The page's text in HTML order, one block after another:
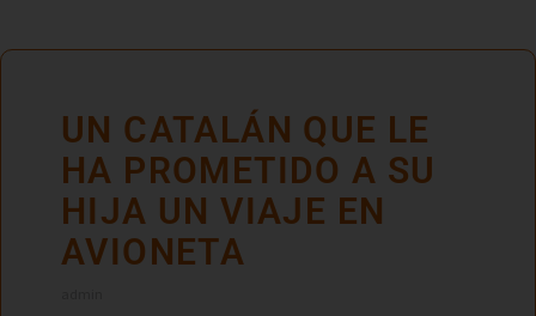
UN CATALÁN QUE LE
HA PROMETIDO A SU
HIJA UN VIAJE EN
AVIONETA